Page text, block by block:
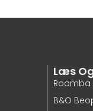
Læs
Roomba
B&O